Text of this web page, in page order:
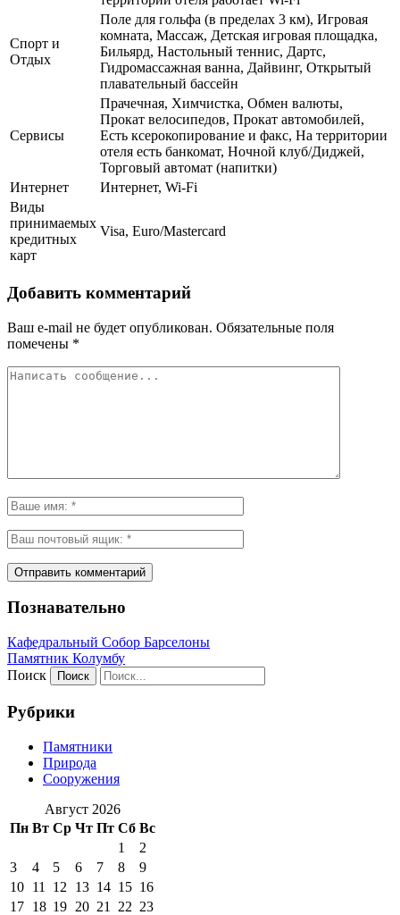
Спорт и
Отдых
Поле для гольфа (в пределах 3 км), Игровая
комната, Массаж, Детская игровая площадка,
Бильярд, Настольный теннис, Дартс,
Гидромассажная ванна, Дайвинг, Открытый
плавательный бассейн
Сервисы
Прачечная, Химчистка, Обмен валюты,
Прокат велосипедов, Прокат автомобилей,
Есть ксерокопирование и факс, На территории
отеля есть банкомат, Ночной клуб/Диджей,
Торговый автомат (напитки)
Интернет
Интернет, Wi-Fi
Виды
принимаемых
кредитных
карт
Visa, Euro/Mastercard
Добавить комментарий
Ваш e-mail не будет опубликован. Обязательные поля
помечены *
Познавательно
Кафeдрaльный Собор Барселоны
Пaмятник Колумбу
Поиск
Рубрики
Памятники
Природа
Сооружения
Август 2026
Пн Вт Ср Чт Пт Сб Вс
1
2
3
4 5 6 7 8
9
10 11 12 13 14 15 16
17 18 19 20 21 22 23